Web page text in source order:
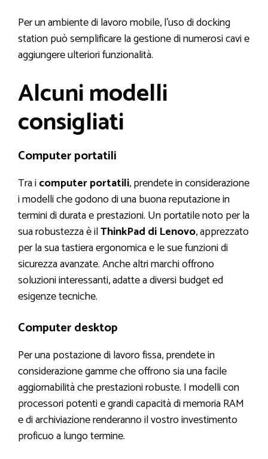
Per un ambiente di lavoro mobile, l’uso di docking
station può semplificare la gestione di numerosi cavi e
aggiungere ulteriori funzionalità.
Alcuni modelli
consigliati
Computer portatili
Tra icomputer portatili, prendete in considerazione
i modelli che godono di una buona reputazione in
termini di durata e prestazioni. Un portatile noto per la
sua robustezza è ilThinkPad di Lenovo, apprezzato
per la sua tastiera ergonomica e le sue funzioni di
sicurezza avanzate. Anche altri marchi offrono
soluzioni interessanti, adatte a diversi budget ed
esigenze tecniche.
Computer desktop
Per una postazione di lavoro fissa, prendete in
considerazione gamme che offrono sia una facile
aggiornabilità che prestazioni robuste. I modelli con
processori potenti e grandi capacità di memoria RAM
e di archiviazione renderanno il vostro investimento
proficuo a lungo termine.